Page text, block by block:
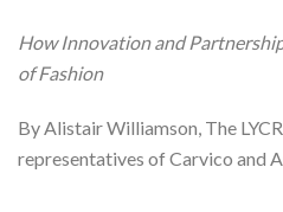
How Innovation and
of Fashion
By Alistair Williamson, The
representatives of Carvico and